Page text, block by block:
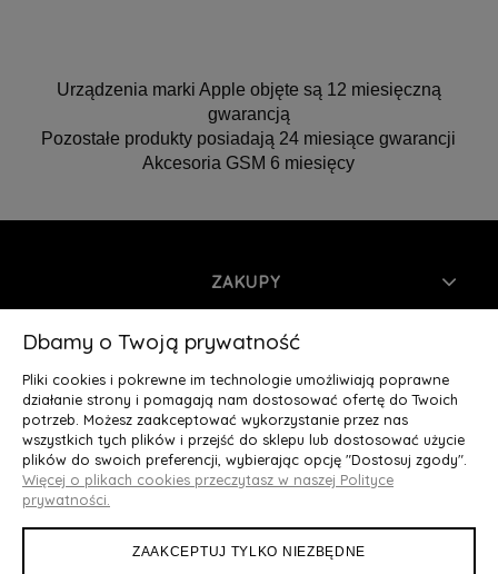
Urządzenia marki Apple objęte są 12 miesięczną
gwarancją
Pozostałe produkty posiadają 24 miesiące gwarancji
Akcesoria GSM 6 miesięcy
ZAKUPY
INFORMACJE
MOJE KONTO
O NAS
Deluxury.pl
Dbamy o Twoją prywatność
Pliki cookies i pokrewne im technologie umożliwiają poprawne
działanie strony i pomagają nam dostosować ofertę do Twoich
potrzeb. Możesz zaakceptować wykorzystanie przez nas
wszystkich tych plików i przejść do sklepu lub dostosować użycie
plików do swoich preferencji, wybierając opcję "Dostosuj zgody".
Więcej o plikach cookies przeczytasz w naszej Polityce
prywatności.
ZAAKCEPTUJ TYLKO NIEZBĘDNE